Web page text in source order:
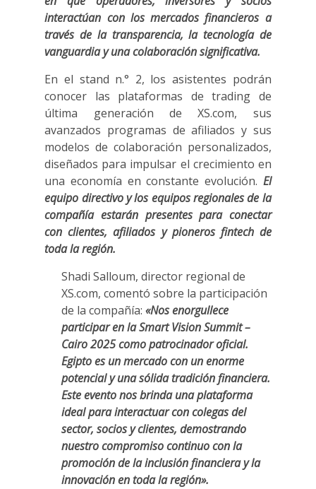
interactúan con los mercados financieros a
través de la transparencia, la tecnología de
vanguardia y una colaboración significativa.
En el stand n.° 2, los asistentes podrán
conocer las plataformas de trading de
última generación de XS.com, sus
avanzados programas de afiliados y sus
modelos de colaboración personalizados,
diseñados para impulsar el crecimiento en
una economía en constante evolución. El
equipo directivo y los equipos regionales de la
compañía estarán presentes para conectar
con clientes, afiliados y pioneros fintech de
toda la región.
Shadi Salloum, director regional de
XS.com, comentó sobre la participación
de la compañía:«Nos enorgullece
participar en la Smart Vision Summit –
Cairo 2025 como patrocinador oficial.
Egipto es un mercado con un enorme
potencial y una sólida tradición financiera.
Este evento nos brinda una plataforma
ideal para interactuar con colegas del
sector, socios y clientes, demostrando
nuestro compromiso continuo con la
promoción de la inclusión financiera y la
innovación en toda la región».